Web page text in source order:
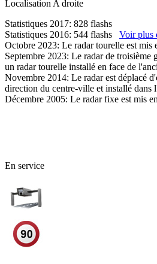
Localisation A droite
Statistiques 2017: 828 flashs
Statistiques 2016: 544 flashs Voir plus
Octobre 2023: Le radar tourelle est mis
Septembre 2023: Le radar de troisième
un radar tourelle installé en face de
Novembre 2014: Le radar est déplacé
direction du centre-ville et installé dans
Décembre 2005: Le radar fixe est mis
En service